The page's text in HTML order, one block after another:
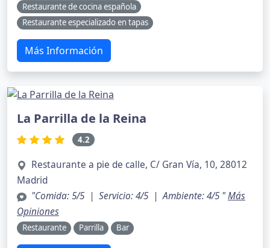
Restaurante de cocina española
Restaurante especializado en tapas
Más Información
La Parrilla de la Reina
4.2
Restaurante a pie de calle, C/ Gran Vía, 10, 28012
Madrid
"Comida: 5/5 | Servicio: 4/5 | Ambiente: 4/5 "Más
Opiniones
Restaurante Parrilla Bar